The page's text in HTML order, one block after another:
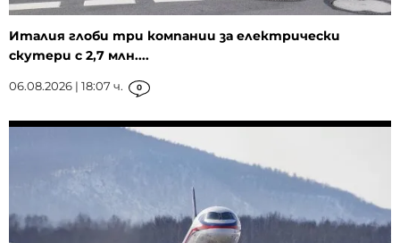
Италия глоби три компании за електрически
скутери с 2,7 млн....
06.08.2026 | 18:07 ч. 0